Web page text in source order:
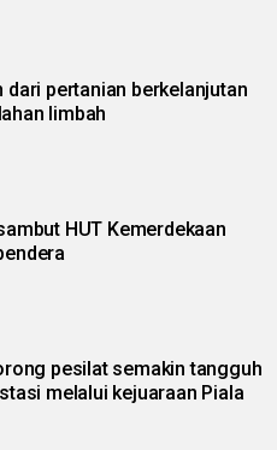
limbah
HUT Kemerdekaan
pesilat semakin tangguh
melalui kejuaraan Piala